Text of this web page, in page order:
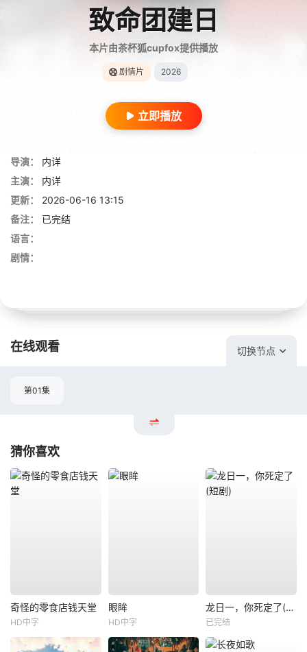
致命团建日
本片由茶杯狐cupfox提供播放
剧情片 2026
立即播放
导演：
内详
主演：
内详
更新：
2026-06-16 13:15
备注：
已完结
语言：
剧情：
在线观看 切换节点
第01集
猜你喜欢
奇怪的零食店钱天堂
HD中字
眼眸
HD中字
龙日一，你死定了(短剧)
已完结